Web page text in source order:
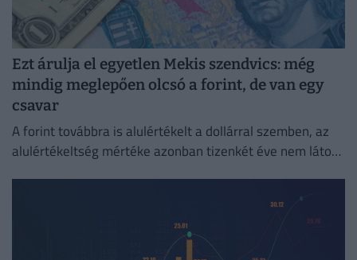
Ezt árulja el egyetlen Mekis szendvics: még
mindig meglepően olcsó a forint, de van egy
csavar
A forint továbbra is alulértékelt a dollárral szemben, az
alulértékeltség mértéke azonban tizenkét éve nem látott